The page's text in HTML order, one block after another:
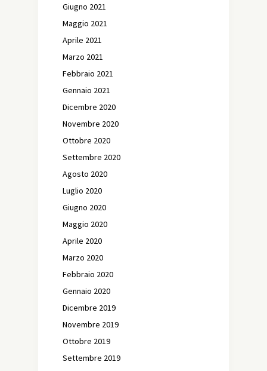
Giugno 2021
Maggio 2021
Aprile 2021
Marzo 2021
Febbraio 2021
Gennaio 2021
Dicembre 2020
Novembre 2020
Ottobre 2020
Settembre 2020
Agosto 2020
Luglio 2020
Giugno 2020
Maggio 2020
Aprile 2020
Marzo 2020
Febbraio 2020
Gennaio 2020
Dicembre 2019
Novembre 2019
Ottobre 2019
Settembre 2019